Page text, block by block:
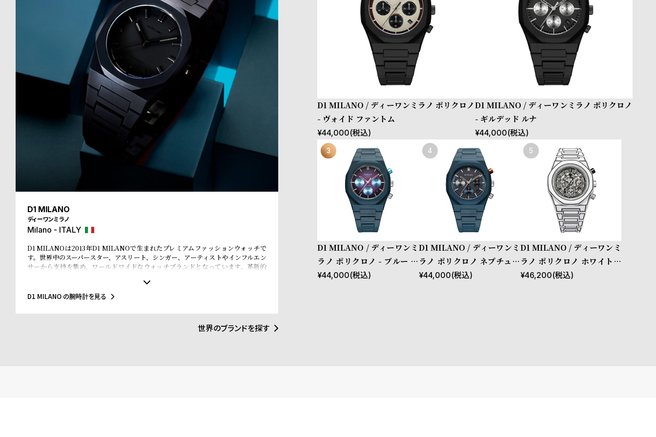
D1 MILANO
ディーワンミラノ
Milano - ITALY
D1 MILANOは2013年D1 MILANOで生まれたプレミアムファッションウォッチで
す。世界中のスーパースター、アスリート、シンガー、アーティストやインフルエン
サーから支持を集め、ワールドワイドなウォッチブランドとなっています。革新的
されたデザインは、流行を追いかける全ての人々にとってのマストアイテムとなる
ことでしょう。Forbesによって、ファッションを再定義する若いイタリアンブラン
などファッション業界のトップリーダーたちもノミネートされています。
D1 MILANO の腕時計を見る
世界のブランドを探す
D1 MILANO / ディーワンミラノ ポリクロノ
- ヴォイド ファントム
¥44,000(税込)
D1 MILANO / ディーワンミラノ ポリクロノ
- ギルデッド ルナ
¥44,000(税込)
D1 MILANO / ディーワンミ
ラノ ポリクロノ - ブルー ス
ペクトラム
¥44,000(税込)
D1 MILANO / ディーワンミ
ラノ ポリクロノ ネプチュー
ン ブルー
¥44,000(税込)
D1 MILANO / ディーワンミ
ラノ ポリクロノ ホワイトス
ケッチ
¥46,200(税込)